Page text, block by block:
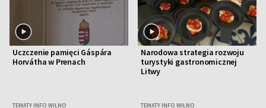
Uczczenie pamięci Gáspára
Horvátha w Prenach
TEMATY INFO WILNO
Narodowa strategia rozwoju
turystyki gastronomicznej
Litwy
TEMATY INFO WILNO